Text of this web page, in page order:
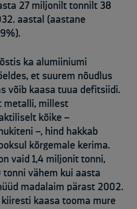
27 miljonilt tonnilt 38
aastal (aastane
ka alumiiniumi
et suurem nõudlus
võib kaasa tuua defitsiidi.
metalli, millest
kõike –
–, hind hakkab
kõrgemale kerima.
vaid 1,4 miljonit tonni,
vähem kui aasta
madalaim pärast 2002.
kaasa tooma mure